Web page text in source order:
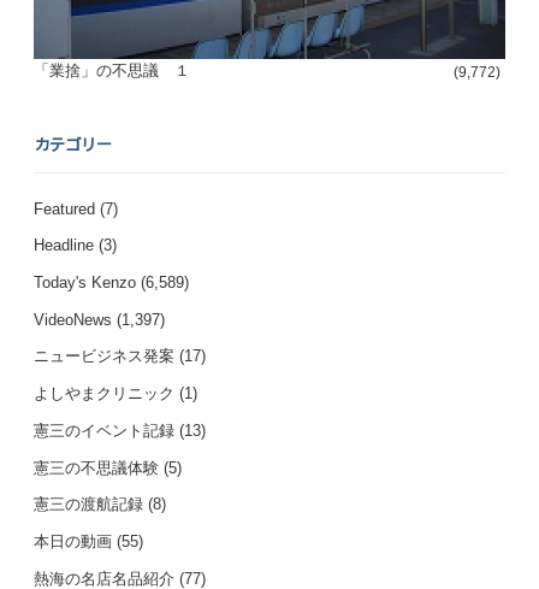
「業捨」の不思議 １ (9,772)
カテゴリー
Featured (7)
Headline (3)
Today's Kenzo (6,589)
VideoNews (1,397)
ニュービジネス発案 (17)
よしやまクリニック (1)
憲三のイベント記録 (13)
憲三の不思議体験 (5)
憲三の渡航記録 (8)
本日の動画 (55)
熱海の名店名品紹介 (77)